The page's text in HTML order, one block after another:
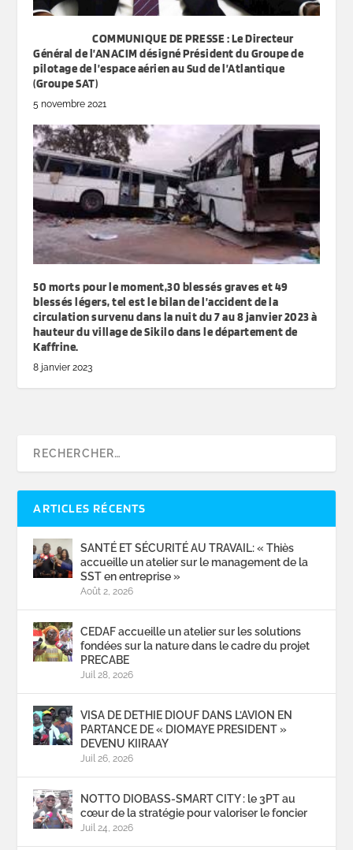
COMMUNIQUE DE PRESSE : Le Directeur
Général de l’ANACIM désigné Président du Groupe de
pilotage de l’espace aérien au Sud de l’Atlantique
(Groupe SAT)
5 novembre 2021
50 morts pour le moment,30 blessés graves et 49
blessés légers, tel est le bilan de l’accident de la
circulation survenu dans la nuit du 7 au 8 janvier 2023 à
hauteur du village de Sikilo dans le département de
Kaffrine.
8 janvier 2023
ARTICLES RÉCENTS
SANTÉ ET SÉCURITÉ AU TRAVAIL: « Thiès
accueille un atelier sur le management de la
SST en entreprise »
Août 2, 2026
CEDAF accueille un atelier sur les solutions
fondées sur la nature dans le cadre du projet
PRECABE
Juil 28, 2026
VISA DE DETHIE DIOUF DANS L’AVION EN
PARTANCE DE « DIOMAYE PRESIDENT »
DEVENU KIIRAAY
Juil 26, 2026
NOTTO DIOBASS-SMART CITY : le 3PT au
cœur de la stratégie pour valoriser le foncier
Juil 24, 2026